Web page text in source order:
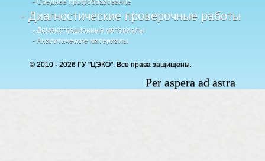
- Диагностические проверочные работы
- Демонстрационные материалы
- Аналитические материалы
© 2010 - 2026 ГУ "ЦЭКО". Все права защищены.
Per aspera ad astra